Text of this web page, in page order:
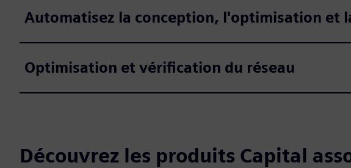
Automatisez la conception, l'optimisation et
Optimisation et vérification du réseau
Découvrez les produits Capital